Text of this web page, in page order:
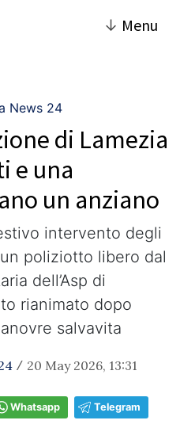
↓ Menu
News 24
di Lamezia
e una
un anziano
intervento degli
poliziotto libero dal
dell’Asp di
rianimato dopo
salvavita
/ 20 May 2026, 13:31
Whatsapp Telegram